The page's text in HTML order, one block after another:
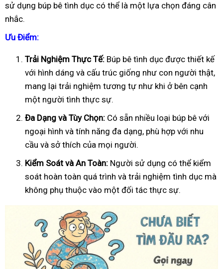
sử dụng búp bê tình dục có thể là một lựa chọn đáng cân
nhắc.
Ưu Điểm:
Trải Nghiệm Thực Tế: Búp bê tình dục được thiết kế
với hình dáng và cấu trúc giống như con người thật,
mang lại trải nghiệm tương tự như khi ở bên cạnh
một người tình thực sự.
Đa Dạng và Tùy Chọn: Có sẵn nhiều loại búp bê với
ngoại hình và tính năng đa dạng, phù hợp với nhu
cầu và sở thích của mọi người.
Kiểm Soát và An Toàn: Người sử dụng có thể kiểm
soát hoàn toàn quá trình và trải nghiệm tình dục mà
không phụ thuộc vào một đối tác thực sự.